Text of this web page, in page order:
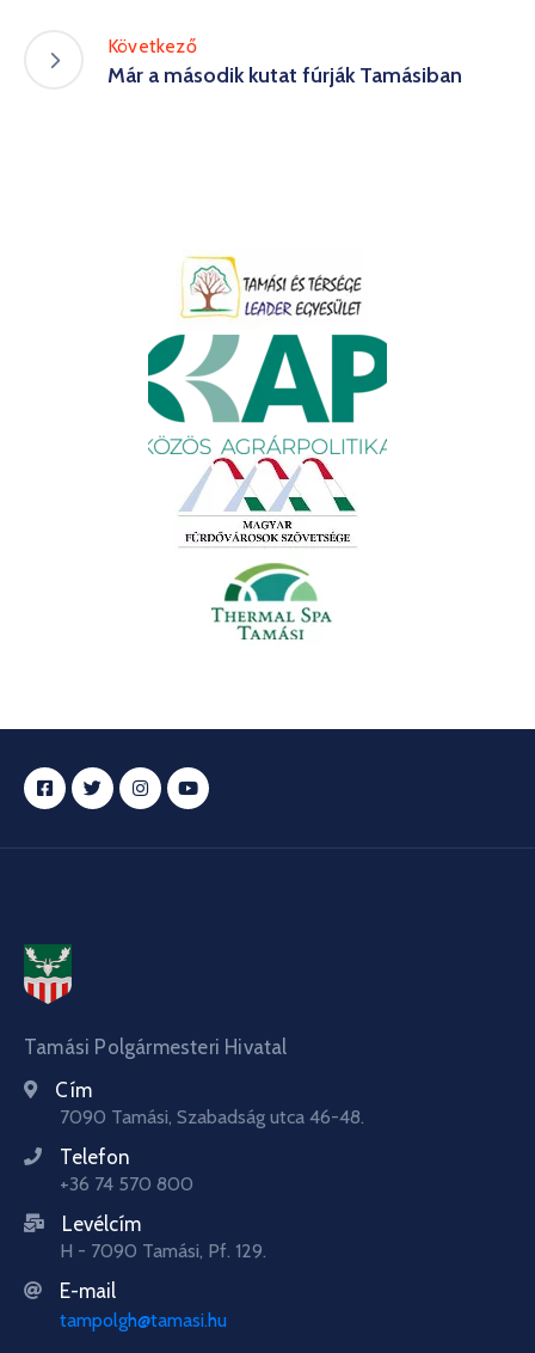
Következő
Már a második kutat fúrják Tamásiban
Tamási Polgármesteri Hivatal
Cím
7090 Tamási, Szabadság utca 46-48.
Telefon
+36 74 570 800
Levélcím
H - 7090 Tamási, Pf. 129.
E-mail
tampolgh@tamasi.hu